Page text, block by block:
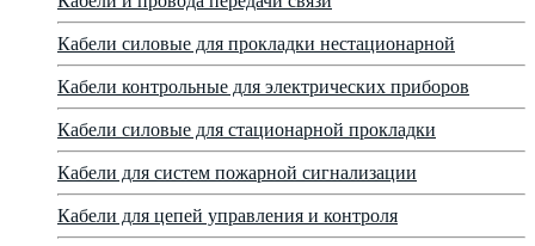
Кабели силовые для прокладки нестационарной
Кабели контрольные для электрических приборов
Кабели силовые для стационарной прокладки
Кабели для систем пожарной сигнализации
Кабели для цепей управления и контроля